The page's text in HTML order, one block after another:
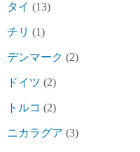
タイ (13)
チリ (1)
デンマーク (2)
ドイツ (2)
トルコ (2)
ニカラグア (3)